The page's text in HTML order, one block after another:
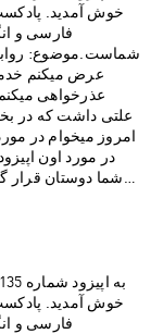
دهد·
چیست· لزوم
برای انجام کینک و
معالیدکتر
پژوهشگر روابط
بیمارستان
شهر لس آنجلس
درمان مدد جویان می
تجربیات و
اجتماعی
خوش آمدید.
فارسی و
شماست.موضوع:
عرض میکنم
عذرخواهی میکنم
علتی داشت که در
امروز میخوام در
در مورد اون
شما دوستان قرار
شود به موارد زیر
تعریف و چه
برای چه افرادی
است· تفاوت
سنت اسلام
خوش آمدید.
فارسی و